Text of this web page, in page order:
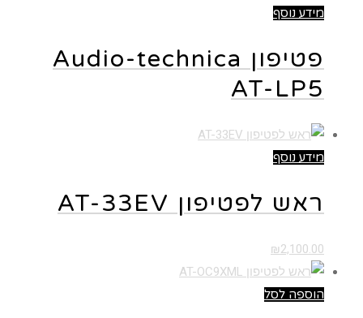
מידע נוסף
פטיפון Audio-technica
AT-LP5
מידע נוסף
ראש לפטיפון AT-33EV
₪2,100.00
הוספה לסל